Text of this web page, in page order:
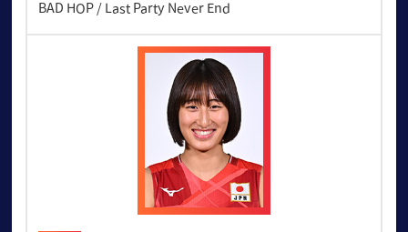
BAD HOP / Last Party Never End